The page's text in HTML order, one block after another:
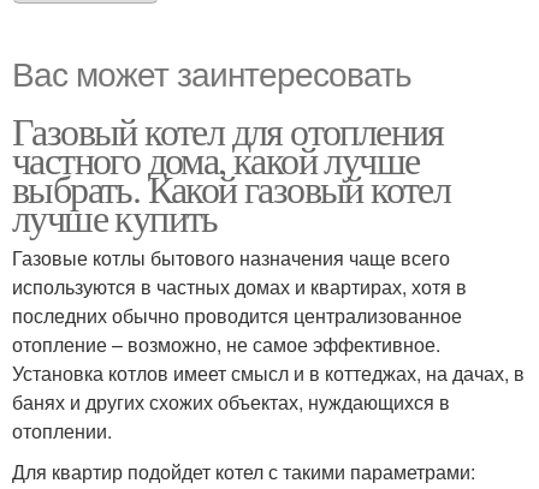
Вас может заинтересовать
Газовый котел для отопления
частного дома, какой лучше
выбрать. Какой газовый котел
лучше купить
Газовые котлы бытового назначения чаще всего
используются в частных домах и квартирах, хотя в
последних обычно проводится централизованное
отопление – возможно, не самое эффективное.
Установка котлов имеет смысл и в коттеджах, на дачах, в
банях и других схожих объектах, нуждающихся в
отоплении.
Для квартир подойдет котел с такими параметрами: